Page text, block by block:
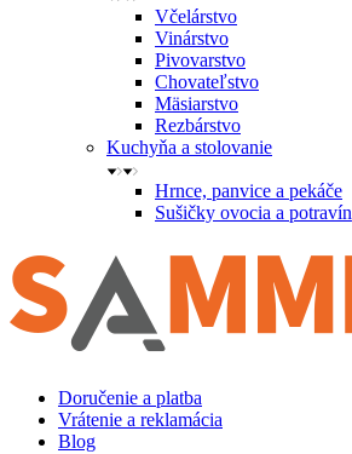
Včelárstvo
Vinárstvo
Pivovarstvo
Chovateľstvo
Mäsiarstvo
Rezbárstvo
Kuchyňa a stolovanie
Hrnce, panvice a pekáče
Sušičky ovocia a potravín
Doručenie a platba
Vrátenie a reklamácia
Blog